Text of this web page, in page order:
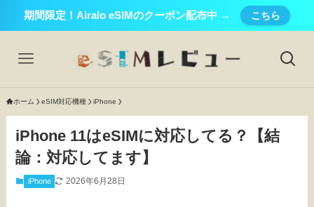
期間限定！Airalo eSIMのクーポン配布中 → こちら
ホーム eSIM対応機種 iPhone
iPhone 11はeSIMに対応してる？【結
論：対応してます】
iPhone 2026年6月28日